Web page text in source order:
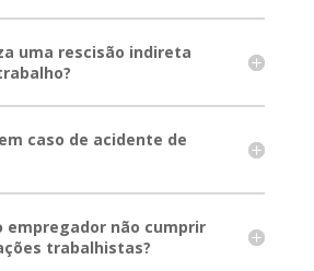
uma rescisão indireta
caso de acidente de
empregador não cumprir
trabalhistas?